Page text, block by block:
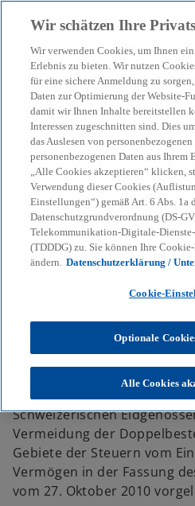
menu search
KPMG Tax News
Änderung des
Schweiz
KPMG
Themen
Die Bundesregierung hat
Gesetzes zu dem Protokoll
Änderung des Abkommens
zwischen der
Schweizerischen
Vermeidung der
Gebiete der Steuern vom
Vermögen in der Fassung
vom 27. Oktober 2010
Wir schätzen Ihre
Wir verwenden Cookies, um Ihnen
Erlebnis zu bieten. Wir nutzen
für eine sichere Anmeldung zu
Daten zur Optimierung der Website-
damit wir Ihnen Inhalte bereitstellen
Interessen zugeschnitten sind. Dies
das Auslesen von
personenbezogenen Daten aus Ihrem
„Alle Cookies akzeptieren“ klicken,
Verwendung dieser Cookies
Einstellungen“) gemäß Art. 6 Abs. 1a
Datenschutzgrundverordnung (DS-
Telekommunikation-Digitale-
(TDDDG) zu. Sie können Ihre
ändern. Datenschutzerklärung /
Cookie-
Optionale
Alle Cookies